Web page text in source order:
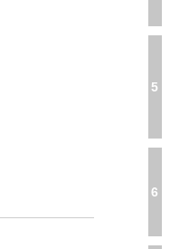
5
6